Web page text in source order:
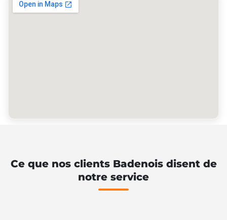
Ce que nos clients Badenois disent de
notre service